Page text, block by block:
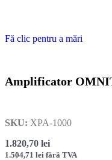
Fă clic pentru a mări
Amplificator
SKU: XPA-1000
1.820,70 lei
1.504,71 lei fără TVA